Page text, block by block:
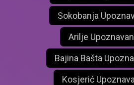
Sokobanja
Arilje
Bajina Bašta
Kosjerić